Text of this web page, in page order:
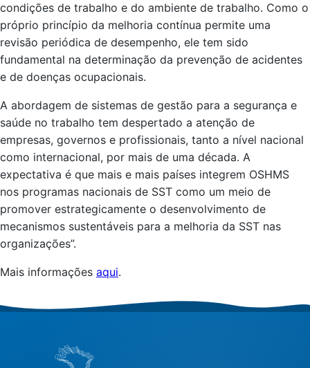
condições de trabalho e do ambiente de trabalho. Como o
próprio princípio da melhoria contínua permite uma
revisão periódica de desempenho, ele tem sido
fundamental na determinação da prevenção de acidentes
e de doenças ocupacionais.
A abordagem de sistemas de gestão para a segurança e
saúde no trabalho tem despertado a atenção de
empresas, governos e profissionais, tanto a nível nacional
como internacional, por mais de uma década. A
expectativa é que mais e mais países integrem OSHMS
nos programas nacionais de SST como um meio de
promover estrategicamente o desenvolvimento de
mecanismos sustentáveis para a melhoria da SST nas
organizações”.
Mais informações aqui.